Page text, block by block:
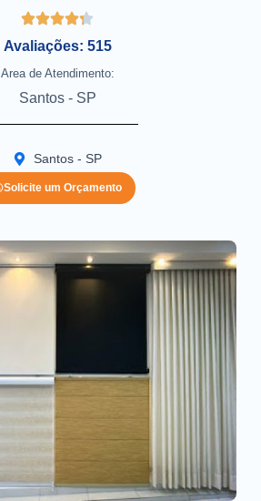
Avaliações: 515
Area de Atendimento:
Santos - SP
Santos - SP
Solicite um Orçamento